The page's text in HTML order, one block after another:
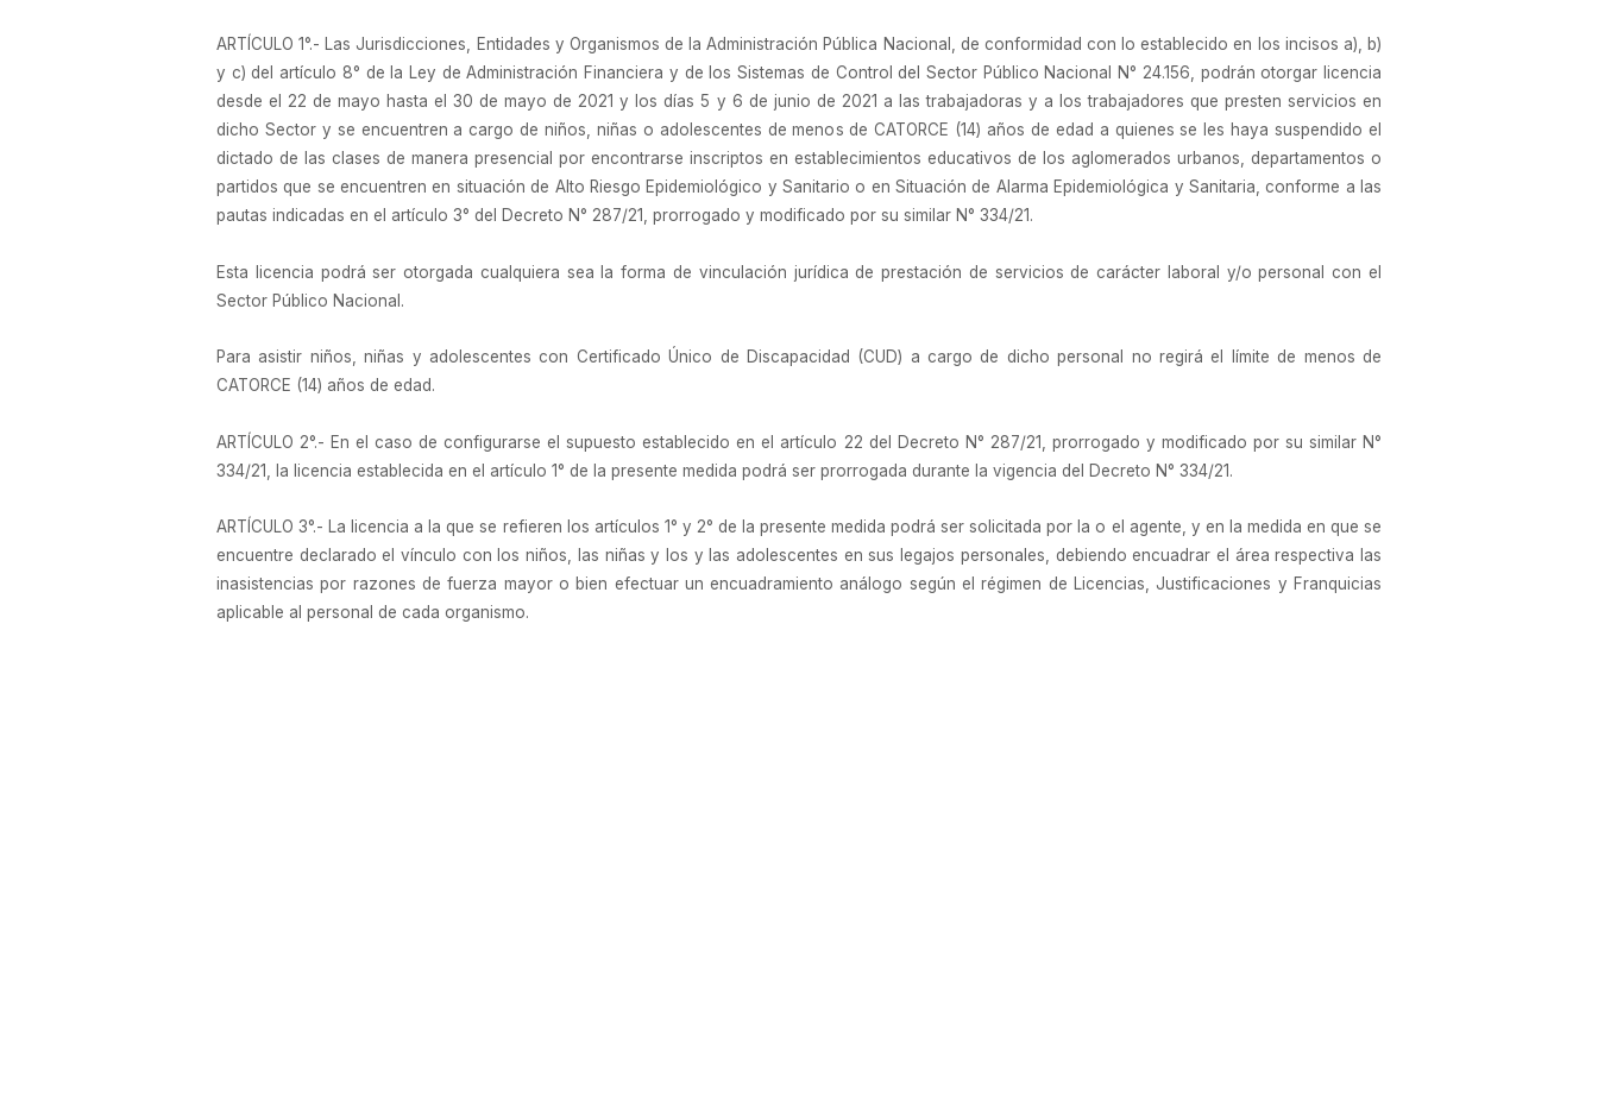
ARTÍCULO 1°.- Las Jurisdicciones, Entidades y Organismos de la Administración Pública Nacional, de conformidad con lo establecido en los incisos a), b)
y c) del artículo 8° de la Ley de Administración Financiera y de los Sistemas de Control del Sector Público Nacional N° 24.156, podrán otorgar licencia
desde el 22 de mayo hasta el 30 de mayo de 2021 y los días 5 y 6 de junio de 2021 a las trabajadoras y a los trabajadores que presten servicios en
dicho Sector y se encuentren a cargo de niños, niñas o adolescentes de menos de CATORCE (14) años de edad a quienes se les haya suspendido el
dictado de las clases de manera presencial por encontrarse inscriptos en establecimientos educativos de los aglomerados urbanos, departamentos o
partidos que se encuentren en situación de Alto Riesgo Epidemiológico y Sanitario o en Situación de Alarma Epidemiológica y Sanitaria, conforme a las
pautas indicadas en el artículo 3° del Decreto N° 287/21, prorrogado y modificado por su similar N° 334/21.
Esta licencia podrá ser otorgada cualquiera sea la forma de vinculación jurídica de prestación de servicios de carácter laboral y/o personal con el
Sector Público Nacional.
Para asistir niños, niñas y adolescentes con Certificado Único de Discapacidad (CUD) a cargo de dicho personal no regirá el límite de menos de
CATORCE (14) años de edad.
ARTÍCULO 2°.- En el caso de configurarse el supuesto establecido en el artículo 22 del Decreto N° 287/21, prorrogado y modificado por su similar N°
334/21, la licencia establecida en el artículo 1° de la presente medida podrá ser prorrogada durante la vigencia del Decreto N° 334/21.
ARTÍCULO 3°.- La licencia a la que se refieren los artículos 1° y 2° de la presente medida podrá ser solicitada por la o el agente, y en la medida en que se
encuentre declarado el vínculo con los niños, las niñas y los y las adolescentes en sus legajos personales, debiendo encuadrar el área respectiva las
inasistencias por razones de fuerza mayor o bien efectuar un encuadramiento análogo según el régimen de Licencias, Justificaciones y Franquicias
aplicable al personal de cada organismo.